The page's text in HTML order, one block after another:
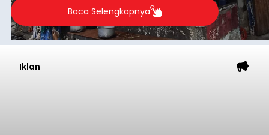
Baca Selengkapnya
Iklan